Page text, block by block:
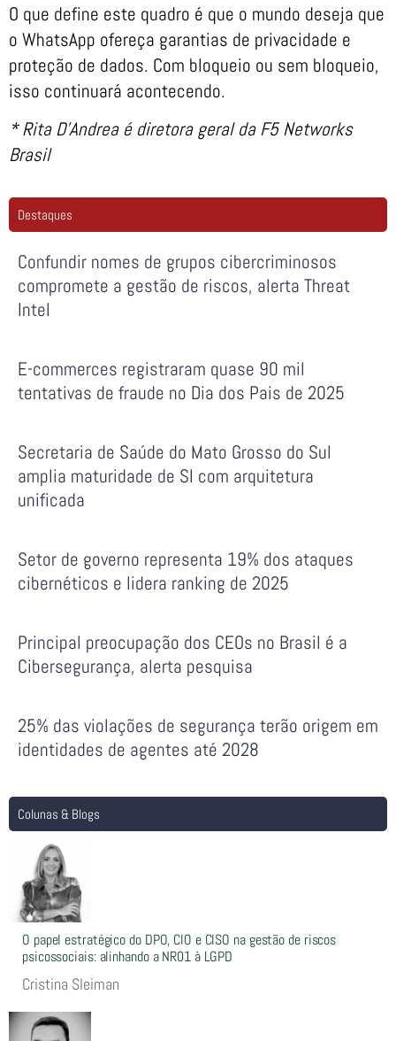
O que define este quadro é que o mundo deseja que
o WhatsApp ofereça garantias de privacidade e
proteção de dados. Com bloqueio ou sem bloqueio,
isso continuará acontecendo.
* Rita D’Andrea é diretora geral da F5 Networks
Brasil
Destaques
Confundir nomes de grupos cibercriminosos
compromete a gestão de riscos, alerta Threat
Intel
E-commerces registraram quase 90 mil
tentativas de fraude no Dia dos Pais de 2025
Secretaria de Saúde do Mato Grosso do Sul
amplia maturidade de SI com arquitetura
unificada
Setor de governo representa 19% dos ataques
cibernéticos e lidera ranking de 2025
Principal preocupação dos CEOs no Brasil é a
Cibersegurança, alerta pesquisa
25% das violações de segurança terão origem em
identidades de agentes até 2028
Colunas & Blogs
O papel estratégico do DPO, CIO e CISO na gestão de riscos
psicossociais: alinhando a NR01 à LGPD
Cristina Sleiman